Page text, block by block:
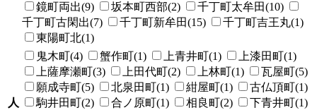
鏡町両出(9)
坂本町西部(2)
千丁町太牟田(10)
千丁町古閑出(7)
千丁町新牟田(15)
千丁町吉王丸(1)
東陽町北(1)
人
鬼木町(4) 蟹作町(1) 上青井町(1)
上漆田町(1)
上薩摩瀬町(3)
上田代町(2) 上林町(1)
瓦屋町(5)
願成寺町(5)
北泉田町(1) 紺屋町(1)
古仏頂町(1)
駒井田町(2)
合ノ原町(1) 相良町(2)
下青井町(1)